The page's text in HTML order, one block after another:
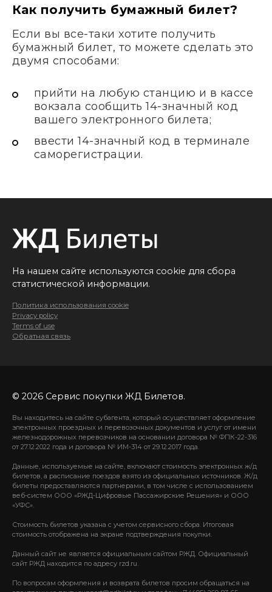
Как получить бумажный билет?
Если вы все-таки хотите получить
бумажный билет, то можете сделать это
двумя способами:
прийти на любую станцию и в кассе
вокзала сообщить 14-значный код
вашего электронного билета;
ввести 14-значный код в терминале
саморегистрации.
На нашем сайте используются cookie для сбора
статистической информации.
Политика использования cookie
Privacy policy
Terms of use
Обратная связь
© 2026 Сервис покупки ЖД Билетов.
Вы находитесь на сайте субагента, который осуществляет оформление
электронных проездных и перевозочных документов и услуг от имени
железнодорожных перевозчиков на основании договора № ФПК-22-316
от 27.12.2022 года и договора № ИМ-314 от 29.12.2017 года.
Данные, используемые на сайте, включают стоимость электронных ж/д
билетов, а расписание поездов взято из официальных источников. Ж/д
билеты предоставляются партнерами, в том числе с использованием
веб-систем ООО «РЖД-Цифровые Пассажирские Решения» и ООО
«УФС».
Стоимость билетов указана с учетом сервисного сбора. Итоговая
стоимость отображена на экране подтверждения покупки.
Данный сайт не является официальным сайтом РЖД. Официальный
сайт РЖД находится по адресу rzd.ru.
По вопросам оформления и возврата билетов просим обращаться на